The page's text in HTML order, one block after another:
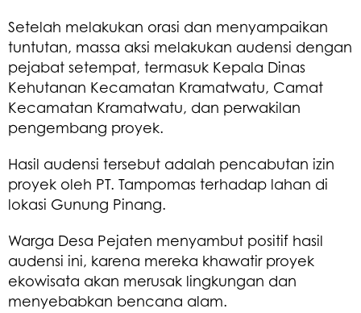
Setelah melakukan orasi dan menyampaikan
tuntutan, massa aksi melakukan audensi dengan
pejabat setempat, termasuk Kepala Dinas
Kehutanan Kecamatan Kramatwatu, Camat
Kecamatan Kramatwatu, dan perwakilan
pengembang proyek.
Hasil audensi tersebut adalah pencabutan izin
proyek oleh PT. Tampomas terhadap lahan di
lokasi Gunung Pinang.
Warga Desa Pejaten menyambut positif hasil
audensi ini, karena mereka khawatir proyek
ekowisata akan merusak lingkungan dan
menyebabkan bencana alam.